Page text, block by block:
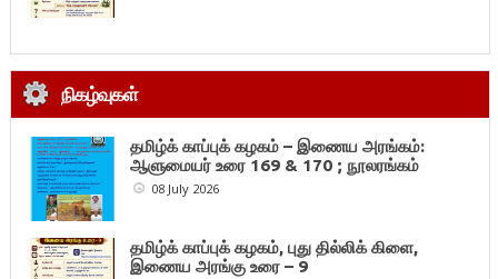
நிகழ்வுகள்
தமிழ்க் காப்புக் கழகம் – இணைய அரங்கம்:
ஆளுமையர் உரை 169 & 170 ; நூலரங்கம்
08 July 2026
தமிழ்க் காப்புக் கழகம், புது தில்லிக் கிளை,
இணைய அரங்கு உரை – 9